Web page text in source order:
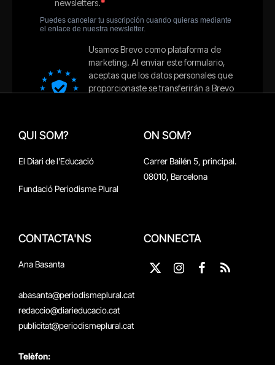
QUI SOM?
El Diari de l'Educació
Fundació Periodisme Plural
ON SOM?
Carrer Bailén 5, principal.
08010, Barcelona
CONTACTA'NS
Ana Basanta
abasanta@periodismeplural.cat
redaccio@diarieducacio.cat
publicitat@periodismeplural.cat
Telèfon:
CONNECTA
X
InstagramFacebook
RSS